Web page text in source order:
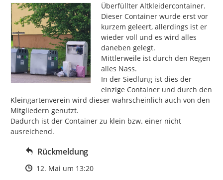
Überfüllter Altkleidercontainer.
Dieser Container wurde erst vor
kurzem geleert, allerdings ist er
wieder voll und es wird alles
daneben gelegt.
Mittlerweile ist durch den Regen
alles Nass.
In der Siedlung ist dies der
einzige Container und durch den
Kleingartenverein wird dieser wahrscheinlich auch von den
Mitgliedern genutzt.
Dadurch ist der Container zu klein bzw. einer nicht
ausreichend.
Rückmeldung
Zeitpunkt des Erstellens
12. Mai um 13:20